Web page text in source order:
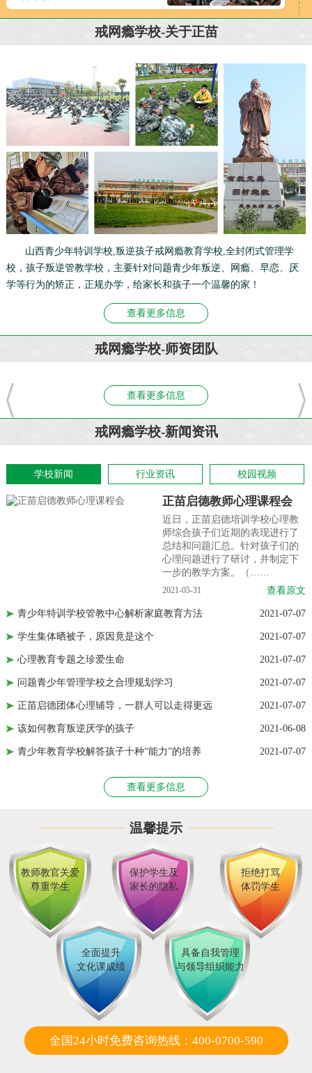
戒网瘾学校-关于正苗
山西青少年特训学校,叛逆孩子戒网瘾教育学校,全封闭式管理学
校，孩子叛逆管教学校，主要针对问题青少年叛逆、网瘾、早恋、厌
学等行为的矫正，正规办学，给家长和孩子一个温馨的家！
查看更多信息
戒网瘾学校-师资团队
查看更多信息
戒网瘾学校-新闻资讯
学校新闻 行业资讯 校园视频
正苗启德教师心理课程会
近日，正苗启德培训学校心理教
师综合孩子们近期的表现进行了
总结和问题汇总。针对孩子们的
心理问题进行了研讨，并制定下
一步的教学方案。（……
2021-05-31 查看原文
青少年特训学校管教中心解析家庭教育方法 2021-07-07
学生集体晒被子，原因竟是这个 2021-07-07
心理教育专题之珍爱生命 2021-07-07
问题青少年管理学校之合理规划学习 2021-07-07
正苗启德团体心理辅导，一群人可以走得更远 2021-07-07
该如何教育叛逆厌学的孩子 2021-06-08
青少年教育学校解答孩子十种“能力”的培养 2021-07-07
查看更多信息
温馨提示
教师教官关爱
尊重学生
保护学生及
家长的隐私
拒绝打骂
体罚学生
全面提升
文化课成绩
具备自我管理
与领导组织能力
全国24小时免费咨询热线：400-0700-590